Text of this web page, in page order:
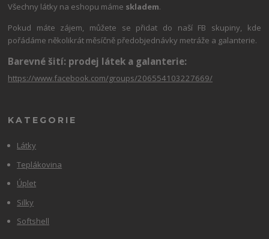
Všechny látky na eshopu máme skladem.
Pokud máte zájem, můžete se přidat do naší FB skupiny, kde
pořádáme několikrát měsíčně předobjednávky metráže a galanterie.
Barevné šití: prodej látek a galanterie:
https://www.facebook.com/groups/206554103227669/
KATEGORIE
Látky
Teplákovina
Úplet
Silky
Softshell